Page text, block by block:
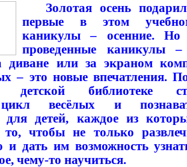
Золотая осень
первые в этом
каникулы – осенние.Но
проведенные каникулы
диване или за экраном
– это новые впечатления.
детской библиотеке
весёлых и
для детей, каждое из
то, чтобы не только
и дать им возможность
чему-то научиться.